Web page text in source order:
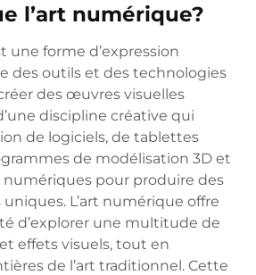
l’art numérique?
une forme d’expression
des outils et des technologies
des œuvres visuelles
discipline créative qui
de logiciels, de tablettes
de modélisation 3D et
numériques pour produire des
L’art numérique offre
d’explorer une multitude de
effets visuels, tout en
de l’art traditionnel. Cette